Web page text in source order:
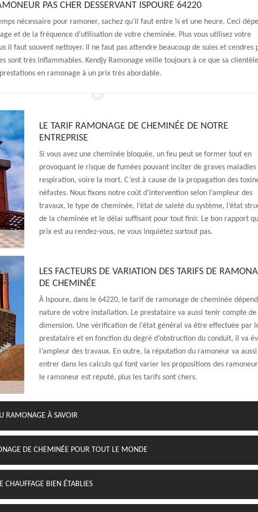
PAS CHER DESSERVANT ISPOURE 64220
nécessaire pour ramoner, sachez qu’il faut entre ¼ et une heure. Ceci
et de la fréquence d’utilisation de votre cheminée. Plus vous utilisez votre
il faut souvent nettoyer. Il ne faut pas attendre beaucoup de suies et cendres
sont très inflammables. Kendjy Ramonage veille toujours à ce que sa clientèle
en ramonage à un prix très abordable.
LE TARIF RAMONAGE DE CHEMINÉE DE NOTRE
ENTREPRISE
Si vous avez une cheminée bloquée, un feu peut se former tout en
provoquant le risque de fumées pouvant inciter de graves maladies
respiration, voire la mort. C’est à cause de la propagation des
néfastes. Nous fixons notre coût d’intervention selon l’ampleur des
travaux, le type de cheminée, l’état de saleté du système, l’état
de la cheminée et le délai suffisant pour tout finir. Le bon rapport
prix est au rendez-vous, ne vous inquiétez surtout pas.
LES FACTEURS DE VARIATION DES TARIFS DE
DE CHEMINÉE
À Ispoure, dans le 64220, le tarif de ramonage de cheminée
nature de votre installation. Le prestataire va aussi tenir compte de
dimension. Une vérification de l’état général va être effectuée par
prestataire et en fonction du degré d’obstruction du conduit, il va
l’ampleur des travaux. En outre, la réputation du ramoneur va aussi
entrer dans les calculs qui font varier les propositions des
le ramoneur est réputé, plus les tarifs sont chers.
RAMONAGE À SAVOIR
DE CHEMINÉE POUR TOUT LE MONDE
CHAUFFAGE BIEN ÉTABLIES